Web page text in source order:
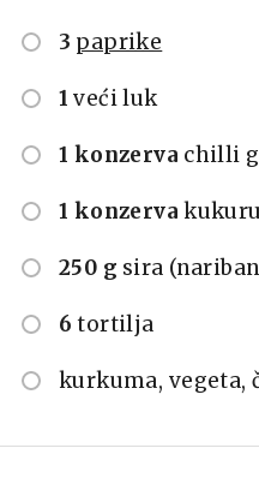
3 paprike
1 veći luk
1 konzerva chilli
1 konzerva
250 g sira
6 tortilja
kurkuma, vegeta,